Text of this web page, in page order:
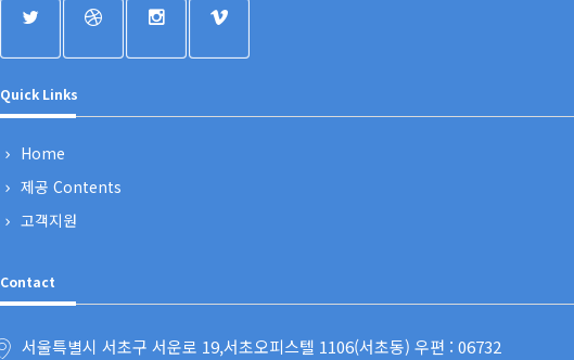
Quick Links
Home
제공 Contents
고객지원
Contact
서울특별시 서초구 서운로 19,서초오피스텔 1106(서초동) 우편 : 06732